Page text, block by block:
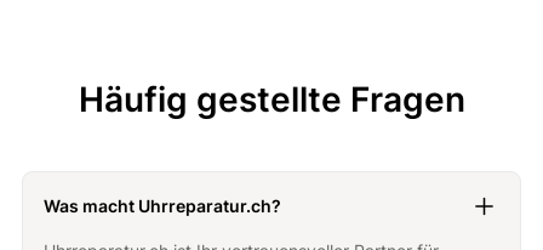
Häufig gestellte Fragen
Was macht Uhrreparatur.ch?